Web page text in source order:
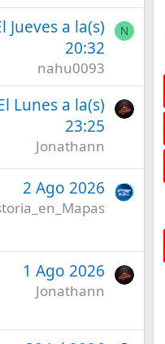
Jueves a la(s)
20:32
nahu0093
N
Lunes a la(s)
23:25
Jonathann
2 Ago 2026
1 Ago 2026
Jonathann